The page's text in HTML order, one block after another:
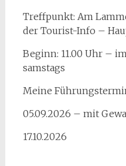
Treffpunkt: Am
der Tourist-Info –
Beginn: 11.00 Uhr –
samstags
Meine
05.09.2026 – mit
17.10.2026